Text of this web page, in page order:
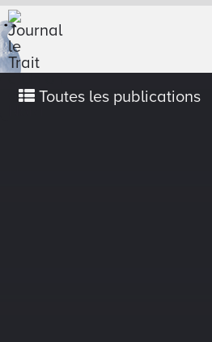
Toutes les publications